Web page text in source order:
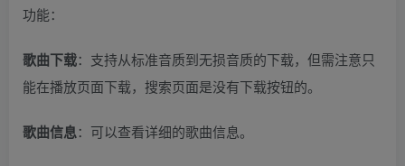
功能：
歌曲下载：支持从标准音质到无损音质的下载，但需注意只
能在播放页面下载，搜索页面是没有下载按钮的。
歌曲信息：可以查看详细的歌曲信息。